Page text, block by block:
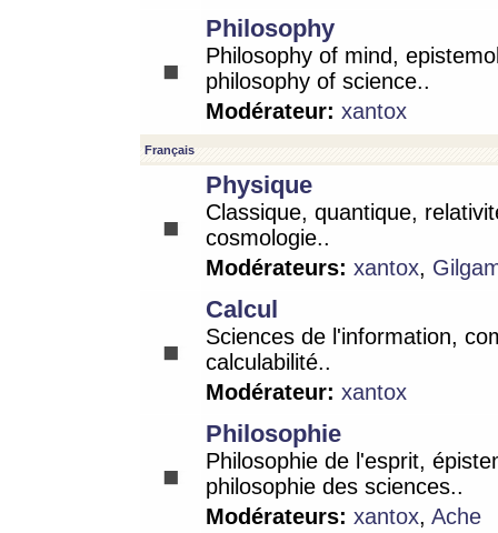
Philosophy
Philosophy of mind,
philosophy of science..
Modérateur: xantox
Français
Physique
Classique, quantique,
cosmologie..
Modérateurs: xantox,
Calcul
Sciences de l'information,
calculabilité..
Modérateur: xantox
Philosophie
Philosophie de l'esprit,
philosophie des sciences..
Modérateurs: xantox, Ache